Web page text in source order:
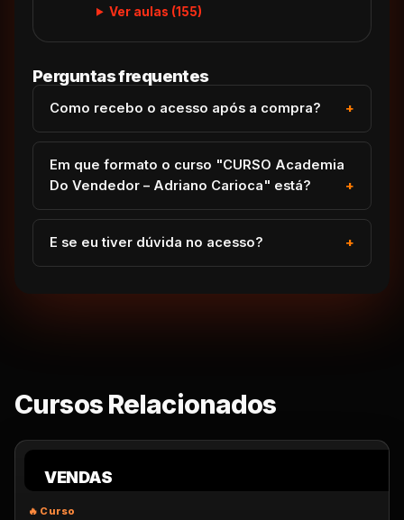
Ver aulas (155)
Perguntas frequentes
Como recebo o acesso após a compra?
Em que formato o curso "CURSO Academia
Do Vendedor – Adriano Carioca" está?
E se eu tiver dúvida no acesso?
Cursos Relacionados
VENDAS